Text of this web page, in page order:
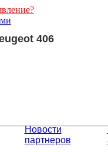
406
Новости
партнеров